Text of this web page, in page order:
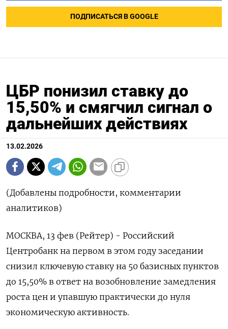
ПОДПИСАТЬСЯ В GOOGLE
ЦБР понизил ставку до
15,50% и смягчил сигнал о
дальнейших действиях
13.02.2026
(Добавлены подробности, комментарии
аналитиков)
МОСКВА, 13 фев (Рейтер) - Российский
Центробанк на первом в этом году заседании
снизил ключевую ставку на 50 базисных пунктов
до 15,50% в ответ на возобновление замедления
роста цен и упавшую практически до нуля
экономическую активность.